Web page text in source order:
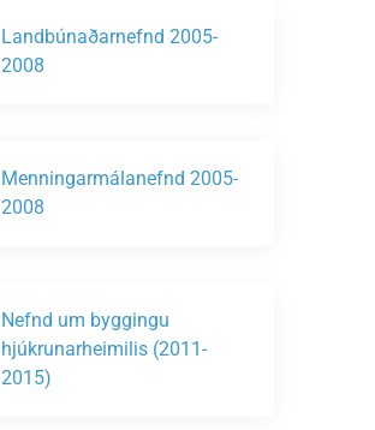
Landbúnaðarnefnd 2005-
2008
Menningarmálanefnd 2005-
2008
Nefnd um byggingu
hjúkrunarheimilis (2011-
2015)